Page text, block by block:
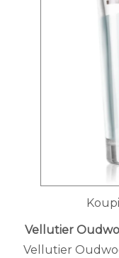
Vellutier
Vellutier